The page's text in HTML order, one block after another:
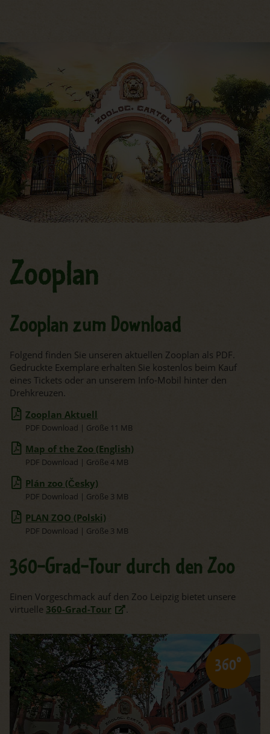
Zooplan
Zooplan zum Download
Folgend finden Sie unseren aktuellen Zooplan als PDF.
Gedruckte Exemplare erhalten Sie kostenlos beim Kauf
eines Tickets oder an unserem Info-Mobil hinter den
Drehkreuzen.
Zooplan Aktuell
PDF Download | Größe 11 MB
Map of the Zoo (English)
PDF Download | Größe 4 MB
Plán zoo (Česky)
PDF Download | Größe 3 MB
PLAN ZOO (Polski)
PDF Download | Größe 3 MB
360-Grad-Tour durch den Zoo
Einen Vorgeschmack auf den Zoo Leipzig bietet unsere
virtuelle 360-Grad-Tour .
360°